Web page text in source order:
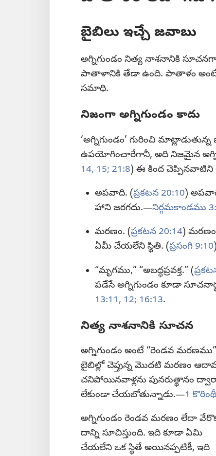
బైబిలు ఇచ్చే జవాబు
అగ్నిగుండం నిత్య నాశనానికి
పాతాళానికి తేడా ఉంది. పాతాళం
సమాధి.
నిజంగా అగ్నిగుండం కాదు
‘అగ్నిగుండం’ గురించి
ఉపయోగించారేగానీ, అది నిజమైన
14, 15; 21:8) ఈ కింద చెప్పినవాటిని
అపవాది. (ప్రకటన 20:10)
హాని జరగదు.—నిర్గమకాండము
మరణం. (ప్రకటన 20:14) మరణం
ఏమీ చేయలేని స్థితి. (ప్రసంగి 9:10
“మృగము,” “అబద్ధప్రవక్త.” (
పడేసే అగ్నిగుండం కూడా
13:11, 12; 16:13.
నిత్య నాశనానికి సూచన
అగ్నిగుండం అంటే “రెండవ
బైబిల్లో చెప్తున్న మొదటి మరణం
చనిపోయినవాళ్లను పునరుత్థానం
లేకుండా చేయబోతున్నాడు.—1
అగ్నిగుండం రెండవ మరణం లేదా
దాన్ని సూచిస్తుంది. ఇది కూడా ఏమి
చేయలేని ఒక స్థితే అయినప్పటికీ, ఇది